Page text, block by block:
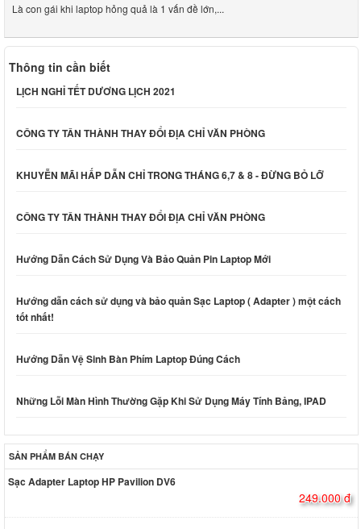
Là con gái khi laptop hỏng quả là 1 vấn đề lớn,...
Thông tin cần biết
LỊCH NGHỈ TẾT DƯƠNG LỊCH 2021
CÔNG TY TÂN THÀNH THAY ĐỔI ĐỊA CHỈ VĂN PHÒNG
KHUYỄN MÃI HẤP DẪN CHỈ TRONG THÁNG 6,7 & 8 - ĐỪNG BỎ LỠ
CÔNG TY TÂN THÀNH THAY ĐỔI ĐỊA CHỈ VĂN PHÒNG
Hướng Dẫn Cách Sử Dụng Và Bảo Quản Pin Laptop Mới
Hướng dẫn cách sử dụng và bảo quản Sạc Laptop ( Adapter ) một cách
tốt nhất!
Hướng Dẫn Vệ Sinh Bàn Phím Laptop Đúng Cách
Những Lỗi Màn Hình Thường Gặp Khi Sử Dụng Máy Tính Bảng, IPAD
SẢN PHẨM BÁN CHẠY
Sạc Adapter Laptop HP Pavilion DV6
249.000 đ